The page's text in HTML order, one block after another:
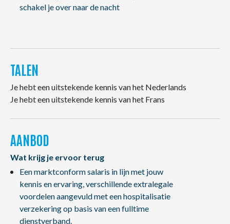
schakel je over naar de nacht
TALEN
Je hebt een uitstekende kennis van het Nederlands
Je hebt een uitstekende kennis van het Frans
AANBOD
Wat krijg je ervoor terug
Een marktconform salaris in lijn met jouw
kennis en ervaring, verschillende extralegale
voordelen aangevuld met een hospitalisatie
verzekering op basis van een fulltime
dienstverband.